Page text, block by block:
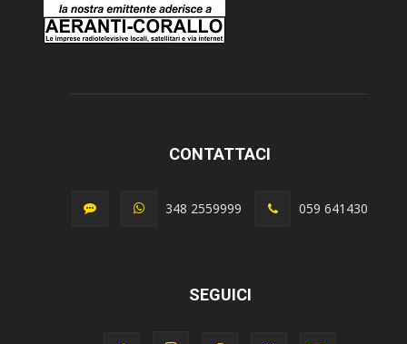
CONTATTACI
348 2559999 059 641430
SEGUICI